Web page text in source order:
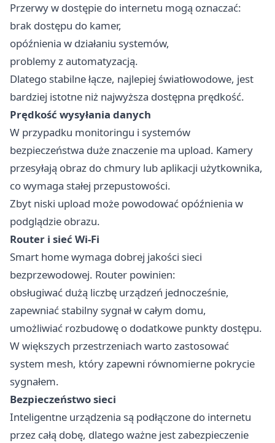
Przerwy w dostępie do internetu mogą oznaczać:
brak dostępu do kamer,
opóźnienia w działaniu systemów,
problemy z automatyzacją.
Dlatego stabilne łącze, najlepiej światłowodowe, jest
bardziej istotne niż najwyższa dostępna prędkość.
Prędkość wysyłania danych
W przypadku monitoringu i systemów
bezpieczeństwa duże znaczenie ma upload. Kamery
przesyłają obraz do chmury lub aplikacji użytkownika,
co wymaga stałej przepustowości.
Zbyt niski upload może powodować opóźnienia w
podglądzie obrazu.
Router i sieć Wi-Fi
Smart home wymaga dobrej jakości sieci
bezprzewodowej. Router powinien:
obsługiwać dużą liczbę urządzeń jednocześnie,
zapewniać stabilny sygnał w całym domu,
umożliwiać rozbudowę o dodatkowe punkty dostępu.
W większych przestrzeniach warto zastosować
system mesh, który zapewni równomierne pokrycie
sygnałem.
Bezpieczeństwo sieci
Inteligentne urządzenia są podłączone do internetu
przez całą dobę, dlatego ważne jest zabezpieczenie